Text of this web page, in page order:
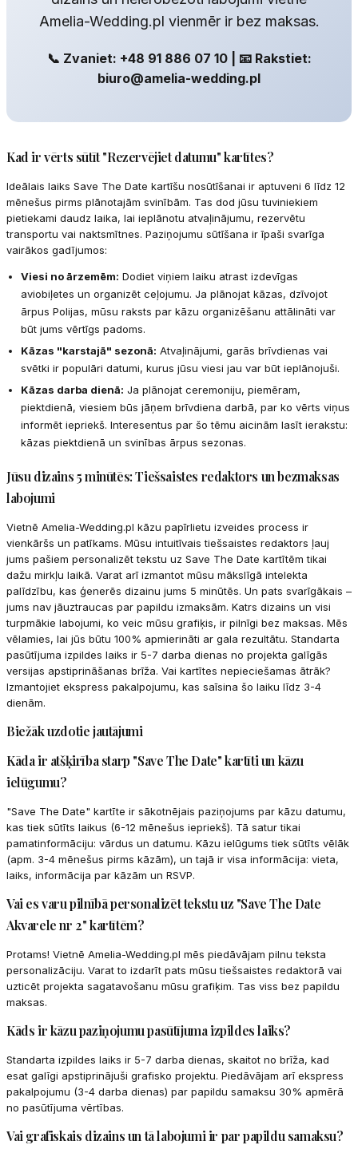
Amelia-Wedding.pl vienmēr ir bez maksas.
📞 Zvaniet: +48 91 886 07 10 | 📧 Rakstiet:
biuro@amelia-wedding.pl
Kad ir vērts sūtīt "Rezervējiet datumu" kartītes?
Ideālais laiks Save The Date kartīšu nosūtīšanai ir aptuveni 6 līdz 12
mēnešus pirms plānotajām svinībām. Tas dod jūsu tuviniekiem
pietiekami daudz laika, lai ieplānotu atvaļinājumu, rezervētu
transportu vai naktsmītnes. Paziņojumu sūtīšana ir īpaši svarīga
vairākos gadījumos:
Viesi no ārzemēm: Dodiet viņiem laiku atrast izdevīgas
aviobiļetes un organizēt ceļojumu. Ja plānojat kāzas, dzīvojot
ārpus Polijas, mūsu raksts par kāzu organizēšanu attālināti var
būt jums vērtīgs padoms.
Kāzas "karstajā" sezonā: Atvaļinājumi, garās brīvdienas vai
svētki ir populāri datumi, kurus jūsu viesi jau var būt ieplānojuši.
Kāzas darba dienā: Ja plānojat ceremoniju, piemēram,
piektdienā, viesiem būs jāņem brīvdiena darbā, par ko vērts viņus
informēt iepriekš. Interesentus par šo tēmu aicinām lasīt ierakstu:
kāzas piektdienā un svinības ārpus sezonas.
Jūsu dizains 5 minūtēs: Tiešsaistes redaktors un bezmaksas
labojumi
Vietnē Amelia-Wedding.pl kāzu papīrlietu izveides process ir
vienkāršs un patīkams. Mūsu intuitīvais tiešsaistes redaktors ļauj
jums pašiem personalizēt tekstu uz Save The Date kartītēm tikai
dažu mirkļu laikā. Varat arī izmantot mūsu mākslīgā intelekta
palīdzību, kas ģenerēs dizainu jums 5 minūtēs. Un pats svarīgākais –
jums nav jāuztraucas par papildu izmaksām. Katrs dizains un visi
turpmākie labojumi, ko veic mūsu grafiķis, ir pilnīgi bez maksas. Mēs
vēlamies, lai jūs būtu 100% apmierināti ar gala rezultātu. Standarta
pasūtījuma izpildes laiks ir 5-7 darba dienas no projekta galīgās
versijas apstiprināšanas brīža. Vai kartītes nepieciešamas ātrāk?
Izmantojiet ekspress pakalpojumu, kas saīsina šo laiku līdz 3-4
dienām.
Biežāk uzdotie jautājumi
Kāda ir atšķirība starp "Save The Date" kartīti un kāzu
ielūgumu?
"Save The Date" kartīte ir sākotnējais paziņojums par kāzu datumu,
kas tiek sūtīts laikus (6-12 mēnešus iepriekš). Tā satur tikai
pamatinformāciju: vārdus un datumu. Kāzu ielūgums tiek sūtīts vēlāk
(apm. 3-4 mēnešus pirms kāzām), un tajā ir visa informācija: vieta,
laiks, informācija par kāzām un RSVP.
Vai es varu pilnībā personalizēt tekstu uz "Save The Date
Akvarele nr 2" kartītēm?
Protams! Vietnē Amelia-Wedding.pl mēs piedāvājam pilnu teksta
personalizāciju. Varat to izdarīt pats mūsu tiešsaistes redaktorā vai
uzticēt projekta sagatavošanu mūsu grafiķim. Tas viss bez papildu
maksas.
Kāds ir kāzu paziņojumu pasūtījuma izpildes laiks?
Standarta izpildes laiks ir 5-7 darba dienas, skaitot no brīža, kad
esat galīgi apstiprinājuši grafisko projektu. Piedāvājam arī ekspress
pakalpojumu (3-4 darba dienas) par papildu samaksu 30% apmērā
no pasūtījuma vērtības.
Vai grafiskais dizains un tā labojumi ir par papildu samaksu?